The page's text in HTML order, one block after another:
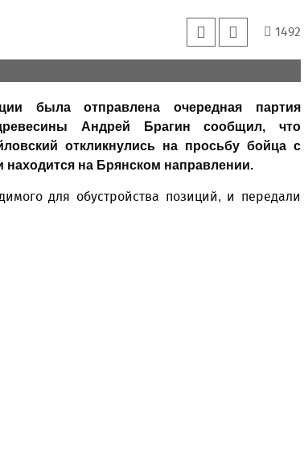
1492
была отправлена очередная партия
Андрей Брагин сообщил, что
откликнулись на просьбу бойца с
на Брянском направлении.
для обустройства позиций, и передали